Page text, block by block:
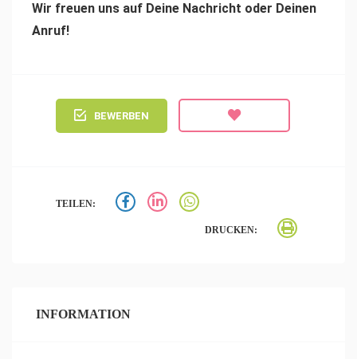
Wir freuen uns auf Deine Nachricht oder Deinen
Anruf!
BEWERBEN
TEILEN:
DRUCKEN:
INFORMATION